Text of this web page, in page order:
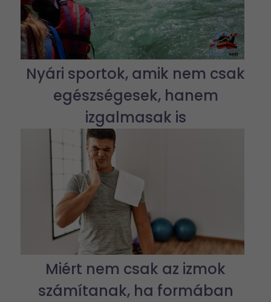
Nyári sportok, amik nem csak
egészségesek, hanem
izgalmasak is
Miért nem csak az izmok
számítanak, ha formában